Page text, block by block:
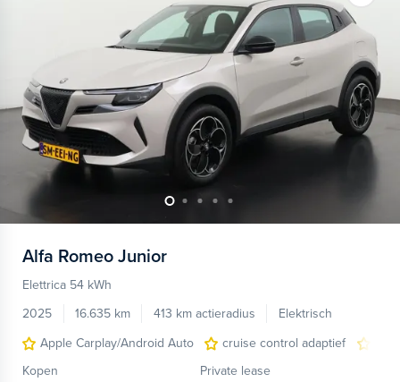
Alfa Romeo Junior
Elettrica 54 kWh
2025
16.635 km 413 km actieradius
Elektrisch
Apple Carplay/Android Auto
cruise control adaptief
Kopen
Private lease